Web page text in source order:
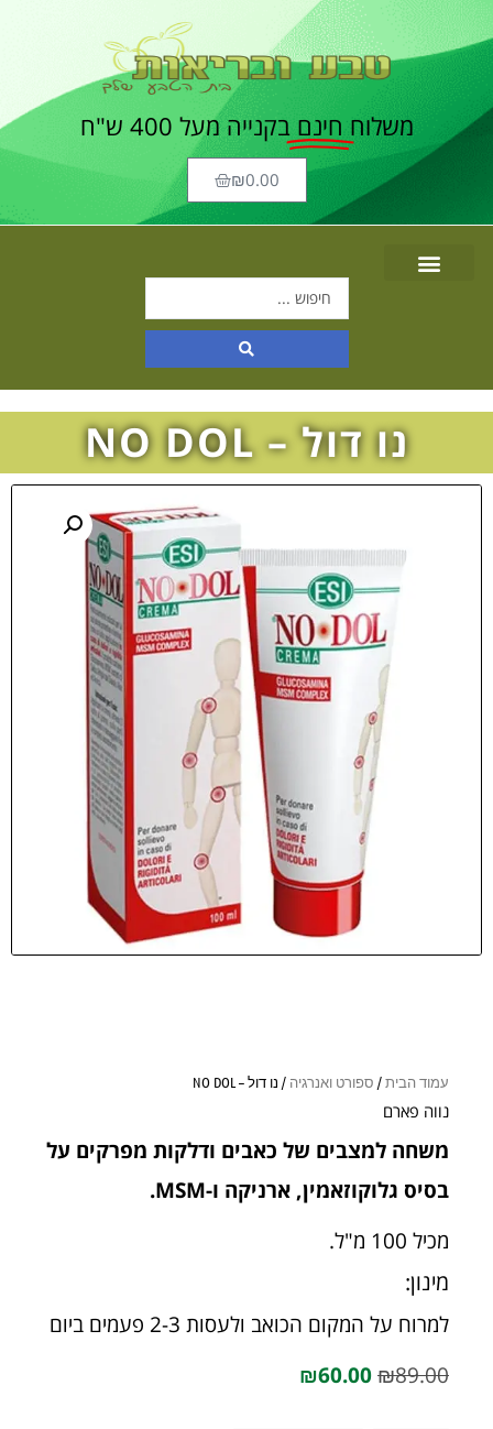
משלוח חינם בקנייה מעל 400 ש"ח
₪0.00
נו דול – NO DOL
עמוד הבית/ ספורט ואנרגיה / נו דול – NO DOL
נווה פארם
משחה למצבים של כאבים ודלקות מפרקים על
בסיס גלוקוזאמין, ארניקה ו-MSM.
מכיל 100 מ"ל.
מינון:
למרוח על המקום הכואב ולעסות 2-3 פעמים ביום
₪89.00
₪60.00